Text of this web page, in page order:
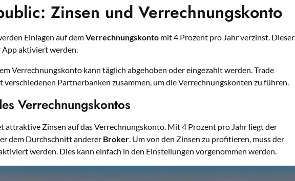
Zinsen und Verrechnungskonto
Einlagen auf demVerrechnungskonto mit 4 Prozent pro Jahr verzinst. Dieser
App aktiviert werden.
Verrechnungskonto kann täglich abgehoben oder eingezahlt werden. Trade
verschiedenen Partnerbanken zusammen, um die Verrechnungskonten zu führen.
Verrechnungskontos
attraktive Zinsen auf das Verrechnungskonto. Mit 4 Prozent pro Jahr liegt der
dem Durchschnitt anderer Broker. Um von den Zinsen zu profitieren, muss der
werden. Dies kann einfach in den Einstellungen vorgenommen werden.